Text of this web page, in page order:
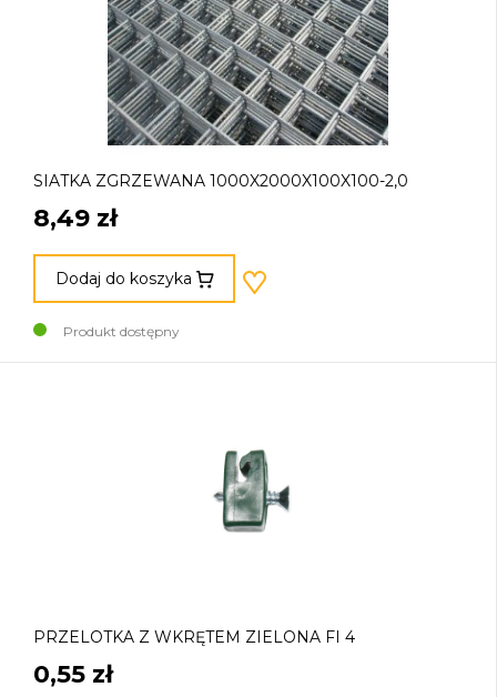
SIATKA ZGRZEWANA 1000X2000X100X100-2,0
8,49 zł
Dodaj do koszyka
Produkt dostępny
PRZELOTKA Z WKRĘTEM ZIELONA FI 4
0,55 zł